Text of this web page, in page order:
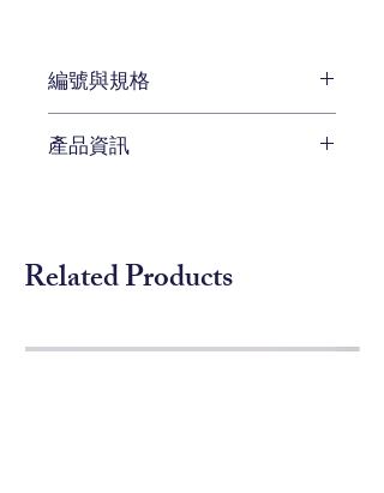
編號與規格
編號 751-621
產品資訊
圓桌側邊有幾何方型精美雕刻。
Related Products